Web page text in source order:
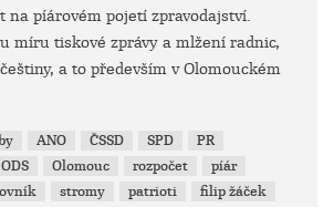
na píárovém pojetí zpravodajství.
míru tiskové zprávy a mlžení radnic,
a to především v Olomouckém
ANO ČSSD SPD
PR
ODS Olomouc rozpočet
píár
stromy patrioti
filip žáček